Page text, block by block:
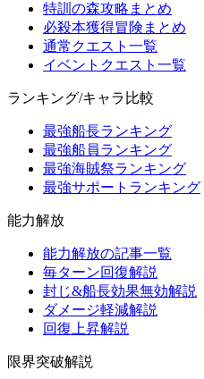
特訓の森攻略まとめ
必殺本獲得冒険まとめ
通常クエスト一覧
イベントクエスト一覧
ランキング/キャラ比較
最強船長ランキング
最強船員ランキング
最強海賊祭ランキング
最強サポートランキング
能力解放
能力解放の記事一覧
毎ターン回復解説
封じ&船長効果無効解説
ダメージ軽減解説
回復上昇解説
限界突破解説